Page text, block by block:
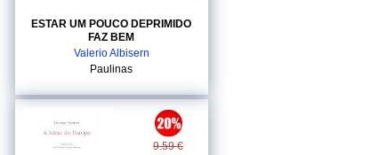
ESTAR UM POUCO DEPRIMIDO
FAZ BEM
Valerio Albisern
Paulinas
9.59 €